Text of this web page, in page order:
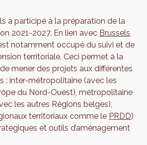
a participé à la préparation de la
2021-2027. En lien avec Brussels
notamment occupé du suivi et de
territoriale. Ceci permet à la
mener des projets aux différentes
: inter-métropolitaine (avec les
du Nord-Ouest), métropolitaine
les autres Régions belges),
territoriaux comme le PRDD)
et outils d’aménagement